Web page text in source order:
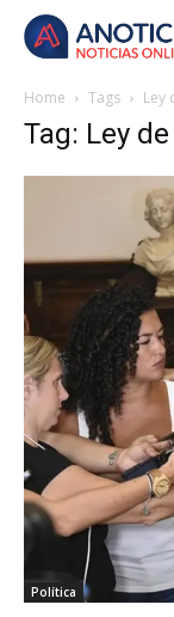
Home Tags Ley
Tag: Ley
Política